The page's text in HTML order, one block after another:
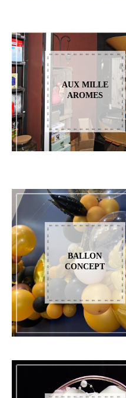
AUX MILLE
AROMES
BALLON
CONCEPT